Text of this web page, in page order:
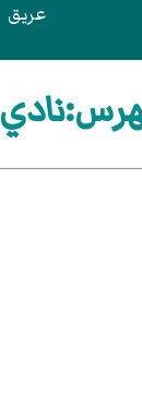
عريق